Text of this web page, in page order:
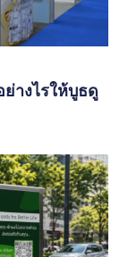
างไรให้บูธดู